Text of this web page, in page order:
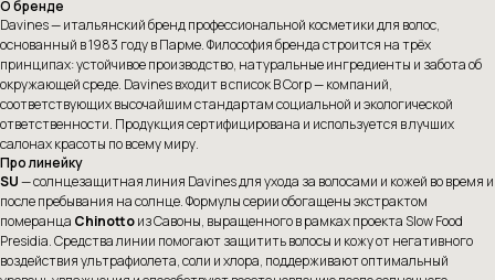
О бренде
Davines — итальянский бренд профессиональной косметики для волос,
основанный в 1983 году в Парме. Философия бренда строится на трёх
принципах: устойчивое производство, натуральные ингредиенты и забота об
окружающей среде. Davines входит в список B Corp — компаний,
соответствующих высочайшим стандартам социальной и экологической
ответственности. Продукция сертифицирована и используется в лучших
салонах красоты по всему миру.
Про линейку
SU— солнцезащитная линия Davines для ухода за волосами и кожей во время и
после пребывания на солнце. Формулы серии обогащены экстрактом
померанца Chinottoиз Савоны, выращенного в рамках проекта Slow Food
Presidia. Средства линии помогают защитить волосы и кожу от негативного
воздействия ультрафиолета, соли и хлора, поддерживают оптимальный